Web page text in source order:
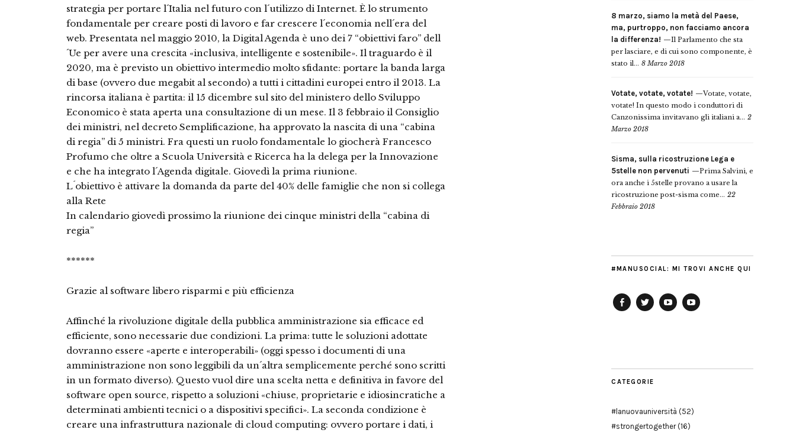
strategia per portare l´Italia nel futuro con l´utilizzo di Internet. È lo strumento
fondamentale per creare posti di lavoro e far crescere l´economia nell´era del
web. Presentata nel maggio 2010, la Digital Agenda è uno dei 7 “obiettivi faro” dell
´Ue per avere una crescita «inclusiva, intelligente e sostenibile». Il traguardo è il
2020, ma è previsto un obiettivo intermedio molto sfidante: portare la banda larga
di base (ovvero due megabit al secondo) a tutti i cittadini europei entro il 2013. La
rincorsa italiana è partita: il 15 dicembre sul sito del ministero dello Sviluppo
Economico è stata aperta una consultazione di un mese. Il 3 febbraio il Consiglio
dei ministri, nel decreto Semplificazione, ha approvato la nascita di una “cabina
di regia” di 5 ministri. Fra questi un ruolo fondamentale lo giocherà Francesco
Profumo che oltre a Scuola Università e Ricerca ha la delega per la Innovazione
e che ha integrato l´Agenda digitale. Giovedì la prima riunione.
L´obiettivo è attivare la domanda da parte del 40% delle famiglie che non si collega
alla Rete
In calendario giovedì prossimo la riunione dei cinque ministri della “cabina di
regia”
******
Grazie al software libero risparmi e più efficienza
Affinché la rivoluzione digitale della pubblica amministrazione sia efficace ed
efficiente, sono necessarie due condizioni. La prima: tutte le soluzioni adottate
dovranno essere «aperte e interoperabili» (oggi spesso i documenti di una
amministrazione non sono leggibili da un´altra semplicemente perché sono scritti
in un formato diverso). Questo vuol dire una scelta netta e definitiva in favore del
software open source, rispetto a soluzioni «chiuse, proprietarie e idiosincratiche a
determinati ambienti tecnici o a dispositivi specifici». La seconda condizione è
creare una infrastruttura nazionale di cloud computing: ovvero portare i dati, i
8 marzo, siamo la metà del Paese,
ma, purtroppo, non facciamo ancora
la differenza!
Il Parlamento che sta
per lasciare, e di cui sono componente, è
stato il... 8 Marzo 2018
Votate, votate, votate!
Votate, votate,
votate! In questo modo i conduttori di
Canzonissima invitavano gli italiani a... 2
Marzo 2018
Sisma, sulla ricostruzione Lega e
5stelle non pervenuti
Prima Salvini, e
ora anche i 5stelle provano a usare la
ricostruzione post-sisma come... 22
Febbraio 2018
#MANUSOCIAL: MI TROVI ANCHE QUI
CATEGORIE
#lanuovauniversità (52)
#strongertogether(16)